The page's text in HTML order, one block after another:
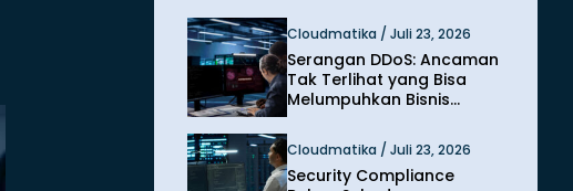
Cloudmatika / Juli 23, 2026
Serangan DDoS: Ancaman
Tak Terlihat yang Bisa
Melumpuhkan Bisnis
Cloudmatika / Juli 23, 2026
Security Compliance